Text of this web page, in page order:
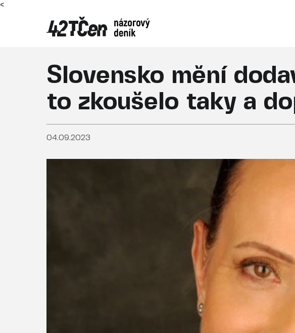
<
Slovensko mění
to zkoušelo taky a
04.09.2023